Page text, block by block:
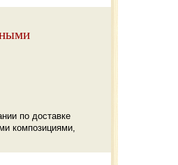
по доставке
композициями,